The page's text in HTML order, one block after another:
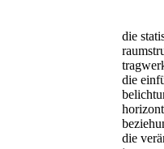
die
die
die